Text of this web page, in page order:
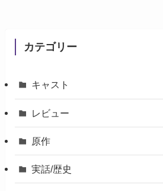
カテゴリー
キャスト
レビュー
原作
実話/歴史